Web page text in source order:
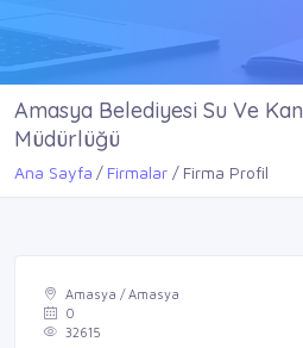
Amasya Belediyesi Su Ve
Müdürlüğü
Ana Sayfa Firmalar Firma Profil
Amasya / Amasya
0
32615